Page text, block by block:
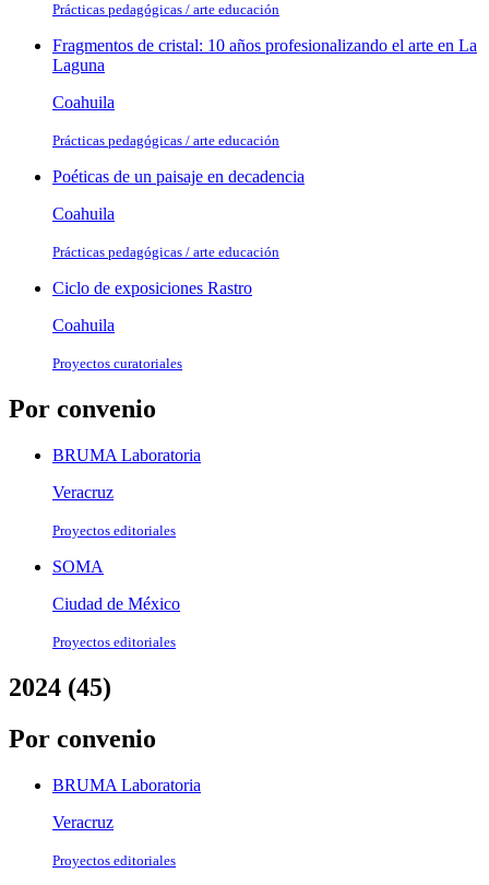
Prácticas pedagógicas / arte educación
Fragmentos de cristal: 10 años profesionalizando el arte en La
Laguna
Coahuila
Prácticas pedagógicas / arte educación
Poéticas de un paisaje en decadencia
Coahuila
Prácticas pedagógicas / arte educación
Ciclo de exposiciones Rastro
Coahuila
Proyectos curatoriales
Por convenio
BRUMA Laboratoria
Veracruz
Proyectos editoriales
SOMA
Ciudad de México
Proyectos editoriales
2024 (45)
Por convenio
BRUMA Laboratoria
Veracruz
Proyectos editoriales